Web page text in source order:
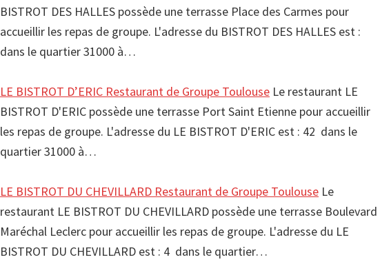
BISTROT DES HALLES possède une terrasse Place des Carmes pour
accueillir les repas de groupe. L'adresse du BISTROT DES HALLES est :
dans le quartier 31000 à…
LE BISTROT D’ERIC Restaurant de Groupe Toulouse Le restaurant LE
BISTROT D'ERIC possède une terrasse Port Saint Etienne pour accueillir
les repas de groupe. L'adresse du LE BISTROT D'ERIC est : 42 dans le
quartier 31000 à…
LE BISTROT DU CHEVILLARD Restaurant de Groupe Toulouse Le
restaurant LE BISTROT DU CHEVILLARD possède une terrasse Boulevard
Maréchal Leclerc pour accueillir les repas de groupe. L'adresse du LE
BISTROT DU CHEVILLARD est : 4 dans le quartier…